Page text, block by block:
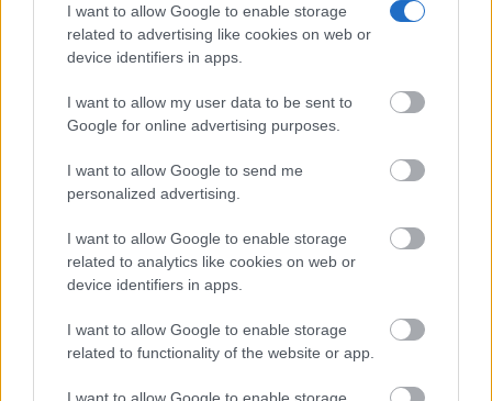
I want to allow Google to enable storage
related to advertising like cookies on web or
device identifiers in apps.
I want to allow my user data to be sent to
Google for online advertising purposes.
I want to allow Google to send me
personalized advertising.
I want to allow Google to enable storage
related to analytics like cookies on web or
device identifiers in apps.
I want to allow Google to enable storage
related to functionality of the website or app.
I want to allow Google to enable storage